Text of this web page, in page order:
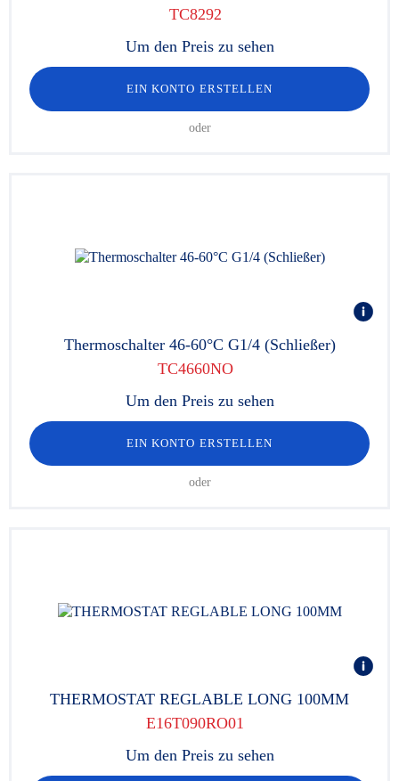
TC8292
Um den Preis zu sehen
EIN KONTO ERSTELLEN
oder
Thermoschalter 46-60°C G1/4 (Schließer)
TC4660NO
Um den Preis zu sehen
EIN KONTO ERSTELLEN
oder
THERMOSTAT REGLABLE LONG 100MM
E16T090RO01
Um den Preis zu sehen